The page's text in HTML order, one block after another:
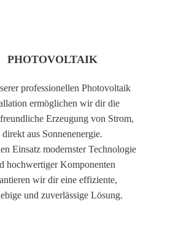
PHOTOVOLTAIK
professionellen Photovoltaik
ermöglichen wir dir die
Erzeugung von Strom,
direkt aus Sonnenenergie.
Einsatz modernster Technologie
hochwertiger Komponenten
wir dir eine effiziente,
und zuverlässige Lösung.